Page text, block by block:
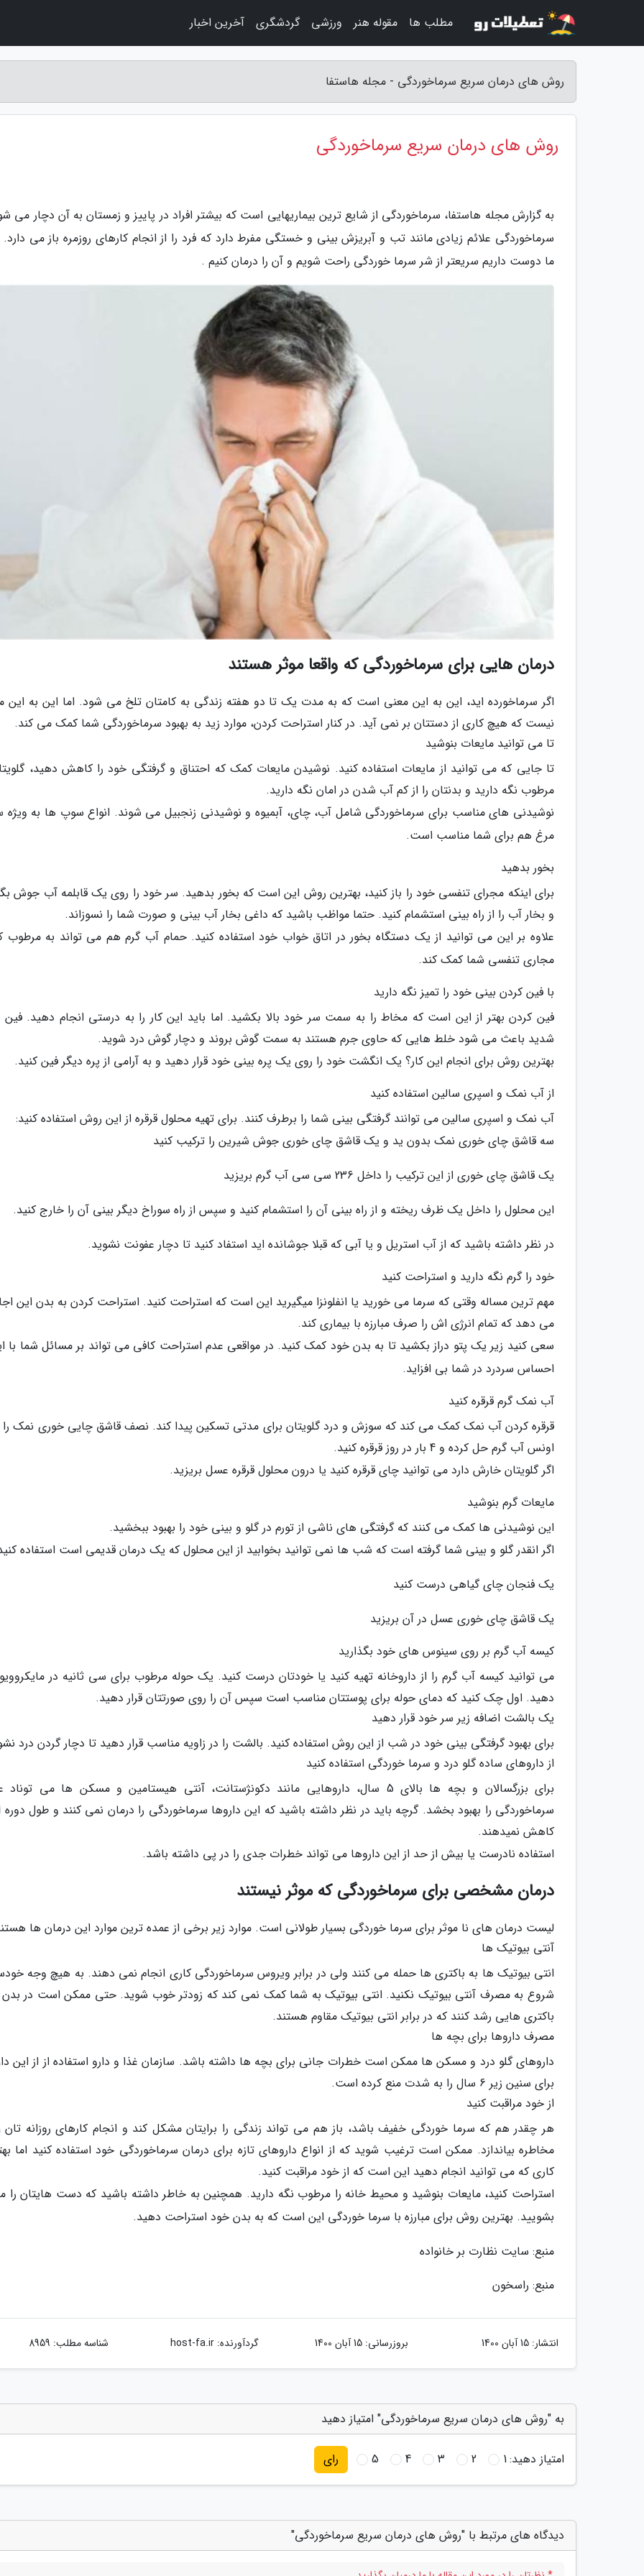
روش های درمان سریع سرماخوردگی - مجله هاستفا
روش های درمان سریع سرماخوردگی
به گزارش مجله هاستفا، سرماخوردگی از شایع ترین بیماریهایی است که بیشتر افراد در پاییز و زمستان به آن دچار می
سرماخوردگی علائم زیادی مانند تب و آبریزش بینی و خستگی مفرط دارد که فرد را از انجام کارهای روزمره باز می
ما دوست داریم سریعتر از شر سرما خوردگی راحت شویم و آن را درمان کنیم .
درمان هایی برای سرماخوردگی که واقعا موثر هستند
اگر سرماخورده اید، این به این معنی است که به مدت یک تا دو هفته زندگی به کامتان تلخ می شود. اما این به این
نیست که هیچ کاری از دستتان بر نمی آید. در کنار استراحت کردن، موارد زید به بهبود سرماخوردگی شما کمک می کند.
تا می توانید مایعات بنوشید
تا جایی که می توانید از مایعات استفاده کنید. نوشیدن مایعات کمک که احتناق و گرفتگی خود را کاهش دهید،
مرطوب نگه دارید و بدنتان را از کم آب شدن در امان نگه دارید.
نوشیدنی های مناسب برای سرماخوردگی شامل آب، چای، آبمیوه و نوشیدنی زنجبیل می شوند. انواع سوپ ها به
مرغ هم برای شما مناسب است.
بخور بدهید
برای اینکه مجرای تنفسی خود را باز کنید، بهترین روش این است که بخور بدهید. سر خود را روی یک قابلمه آب جوش
و بخار آب را از راه بینی استشمام کنید. حتما مواظب باشید که داغی بخار آب بینی و صورت شما را نسوزاند.
علاوه بر این می توانید از یک دستگاه بخور در اتاق خواب خود استفاده کنید. حمام آب گرم هم می تواند به مرطوب
مجاری تنفسی شما کمک کند.
با فین کردن بینی خود را تمیز نگه دارید
فین کردن بهتر از این است که مخاط را به سمت سر خود بالا بکشید. اما باید این کار را به درستی انجام دهید.
شدید باعث می شود خلط هایی که حاوی جرم هستند به سمت گوش بروند و دچار گوش درد شوید.
بهترین روش برای انجام این کار؟ یک انگشت خود را روی یک پره بینی خود قرار دهید و به آرامی از پره دیگر فین کنید.
از آب نمک و اسپری سالین استفاده کنید
آب نمک و اسپری سالین می توانند گرفتگی بینی شما را برطرف کنند. برای تهیه محلول قرقره از این روش استفاده کنید:
سه قاشق چای خوری نمک بدون ید و یک قاشق چای خوری جوش شیرین را ترکیب کنید
یک قاشق چای خوری از این ترکیب را داخل 236 سی سی آب گرم بریزید
این محلول را داخل یک ظرف ریخته و از راه بینی آن را استشمام کنید و سپس از راه سوراخ دیگر بینی آن را خارج کنید.
در نظر داشته باشید که از آب استریل و یا آبی که قبلا جوشانده اید استفاد کنید تا دچار عفونت نشوید.
خود را گرم نگه دارید و استراحت کنید
مهم ترین مساله وقتی که سرما می خورید یا انفلونزا میگیرید این است که استراحت کنید. استراحت کردن به بدن این
می دهد که تمام انرژی اش را صرف مبارزه با بیماری کند.
سعی کنید زیر یک پتو دراز بکشید تا به بدن خود کمک کنید. در مواقعی عدم استراحت کافی می تواند بر مسائل شما با
احساس سردرد در شما بی افزاید.
آب نمک گرم قرقره کنید
اونس آب گرم حل کرده و 4 بار در روز قرقره کنید.
اگر گلویتان خارش دارد می توانید چای قرقره کنید یا درون محلول قرقره عسل بریزید.
مایعات گرم بنوشید
این نوشیدنی ها کمک می کنند که گرفتگی های ناشی از تورم در گلو و بینی خود را بهبود ببخشید.
اگر انقدر گلو و بینی شما گرفته است که شب ها نمی توانید بخوابید از این محلول که یک درمان قدیمی است استفاده
یک فنجان چای گیاهی درست کنید
یک قاشق چای خوری عسل در آن بریزید
کیسه آب گرم بر روی سینوس های خود بگذارید
می توانید کیسه آب گرم را از داروخانه تهیه کنید یا خودتان درست کنید. یک حوله مرطوب برای سی ثانیه در مایکروویو
دهید. اول چک کنید که دمای حوله برای پوستتان مناسب است سپس آن را روی صورتتان قرار دهید.
یک بالشت اضافه زیر سر خود قرار دهید
برای بهبود گرفتگی بینی خود در شب از این روش استفاده کنید. بالشت را در زاویه مناسب قرار دهید تا دچار گردن درد
از داروهای ساده گلو درد و سرما خوردگی استفاده کنید
برای بزرگسالان و بچه ها بالای 5 سال، داروهایی مانند دکونژستانت، آنتی هیستامین و مسکن ها می توناد
سرماخوردگی را بهبود بخشد. گرچه باید در نظر داشته باشید که این داروها سرماخوردگی را درمان نمی کنند و طول دوره
کاهش نمیدهند.
استفاده نادرست یا بیش از حد از این داروها می تواند خطرات جدی را در پی داشته باشد.
درمان مشخصی برای سرماخوردگی که موثر نیستند
لیست درمان های نا موثر برای سرما خوردگی بسیار طولانی است. موارد زیر برخی از عمده ترین موارد این درمان ها
آنتی بیوتیک ها
انتی بیوتیک ها به باکتری ها حمله می کنند ولی در برابر ویروس سرماخوردگی کاری انجام نمی دهند. به هیچ وجه
شروع به مصرف آنتی بیوتیک نکنید. انتی بیوتیک به شما کمک نمی کند که زودتر خوب شوید. حتی ممکن است در
باکتری هایی رشد کنند که در برابر انتی بیوتیک مقاوم هستند.
مصرف داروها برای بچه ها
داروهای گلو درد و مسکن ها ممکن است خطرات جانی برای بچه ها داشته باشد. سازمان غذا و دارو استفاده از از این
برای سنین زیر 6 سال را به شدت منع کرده است.
از خود مراقبت کنید
هر چقدر هم که سرما خوردگی خفیف باشد، باز هم می تواند زندگی را برایتان مشکل کند و انجام کارهای روزانه تان
مخاطره بیاندازد. ممکن است ترغیب شوید که از انواع داروهای تازه برای درمان سرماخوردگی خود استفاده کنید اما
کاری که می توانید انجام دهید این است که از خود مراقبت کنید.
استراحت کنید، مایعات بنوشید و محیط خانه را مرطوب نگه دارید. همچنین به خاطر داشته باشید که دست هایتان را
بشویید. بهترین روش برای مبارزه با سرما خوردگی این است که به بدن خود استراحت دهید.
منبع: سایت نظارت بر خانواده
منبع: راسخون
انتشار: 15 آبان 1400 بروزرسانی: 15 آبان 1400 گردآورنده:host-fa.ir شناسه مطلب: 8959
به "روش های درمان سریع سرماخوردگی" امتیاز دهید
امتیاز دهید:1
2
3
4
5 رای
دیدگاه های مرتبط با "روش های درمان سریع سرماخوردگی"
مطلب ها مقوله هنر ورزشی گردشگری آخرین اخبار